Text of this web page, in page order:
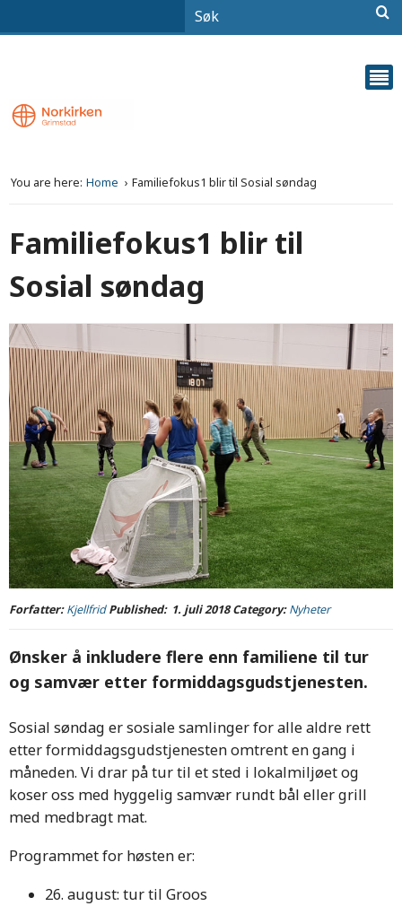
You are here: Home Familiefokus1 blir til Sosial søndag
Familiefokus1 blir til
Sosial søndag
Forfatter:KjellfridPublished: 1. juli 2018 Category:Nyheter
Ønsker å inkludere flere enn familiene til tur
og samvær etter formiddagsgudstjenesten.
Sosial søndag er sosiale samlinger for alle aldre rett
etter formiddagsgudstjenesten omtrent en gang i
måneden. Vi drar på tur til et sted i lokalmiljøet og
koser oss med hyggelig samvær rundt bål eller grill
med medbragt mat.
Programmet for høsten er:
26. august: tur til Groos